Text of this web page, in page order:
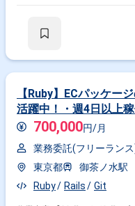
【Ruby】ECパッケー
活躍中！・週4日以上
700,000円/月
業務委託(フリーラン
東京都
御茶ノ水駅
Ruby
Rails Git